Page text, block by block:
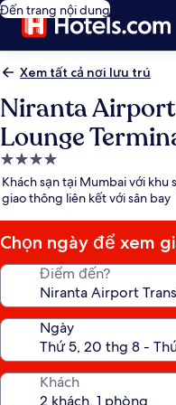
Đến trang nội dung
Xem tất cả nơi lưu trú
Niranta
Lounge
Nơi
lưu
trú
4.0
sao
Khách sạn tại Mumbai với
giao thông liên kết với sân bay
Chọn ngày để xem
Điểm đến?
Ngày
Khách